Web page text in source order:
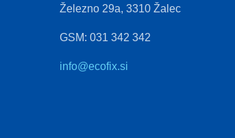
Železno 29a, 3310 Žalec
GSM: 031 342 342
info@ecofix.si